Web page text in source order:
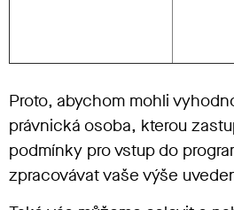
Proto, abychom mohli
právnická osoba, kterou
podmínky pro vstup do
zpracovávat vaše výše